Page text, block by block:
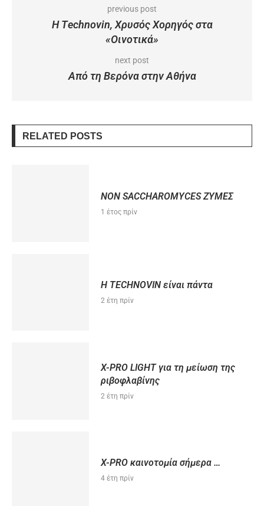
previous post
Η Τechnovin, Χρυσός Χορηγός στα
«Οινοτικά»
next post
Από τη Βερόνα στην Αθήνα
RELATED POSTS
NON SACCHAROMYCES ΖΥΜΕΣ
1 έτος πρίν
Η TECHNOVIN είναι πάντα
2 έτη πρίν
X-PRO LIGHT για τη μείωση της
ριβοφλαβίνης
2 έτη πρίν
X-PRO καινοτομία σήμερα …
4 έτη πρίν